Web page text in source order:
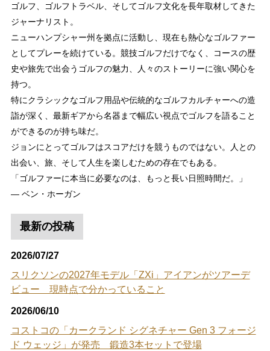
ゴルフ、ゴルフトラベル、そしてゴルフ文化を長年取材してきた
ジャーナリスト。
ニューハンプシャー州を拠点に活動し、現在も熱心なゴルファー
としてプレーを続けている。競技ゴルフだけでなく、コースの歴
史や旅先で出会うゴルフの魅力、人々のストーリーに強い関心を
持つ。
特にクラシックなゴルフ用品や伝統的なゴルフカルチャーへの造
詣が深く、最新ギアから名器まで幅広い視点でゴルフを語ること
ができるのが持ち味だ。
ジョンにとってゴルフはスコアだけを競うものではない。人との
出会い、旅、そして人生を楽しむための存在でもある。
「ゴルファーに本当に必要なのは、もっと長い日照時間だ。」
― ベン・ホーガン
最新の投稿
2026/07/27
スリクソンの2027年モデル「ZXi」アイアンがツアーデ
ビュー 現時点で分かっていること
2026/06/10
コストコの「カークランド シグネチャー Gen 3 フォージ
ド ウェッジ」が発売 鍛造3本セットで登場